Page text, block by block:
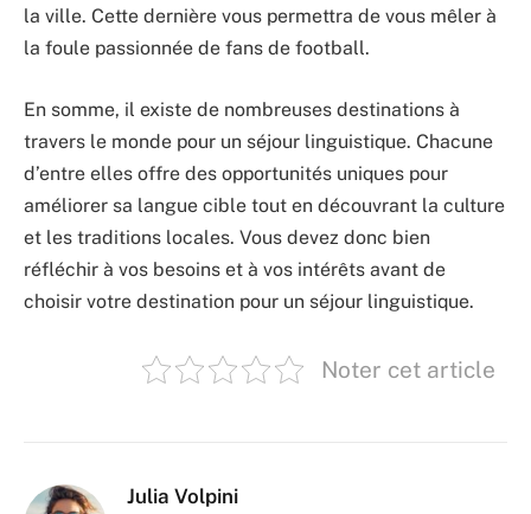
la ville. Cette dernière vous permettra de vous mêler à
la foule passionnée de fans de football.
En somme, il existe de nombreuses destinations à
travers le monde pour un séjour linguistique. Chacune
d’entre elles offre des opportunités uniques pour
améliorer sa langue cible tout en découvrant la culture
et les traditions locales. Vous devez donc bien
réfléchir à vos besoins et à vos intérêts avant de
choisir votre destination pour un séjour linguistique.
Noter cet article
Julia Volpini